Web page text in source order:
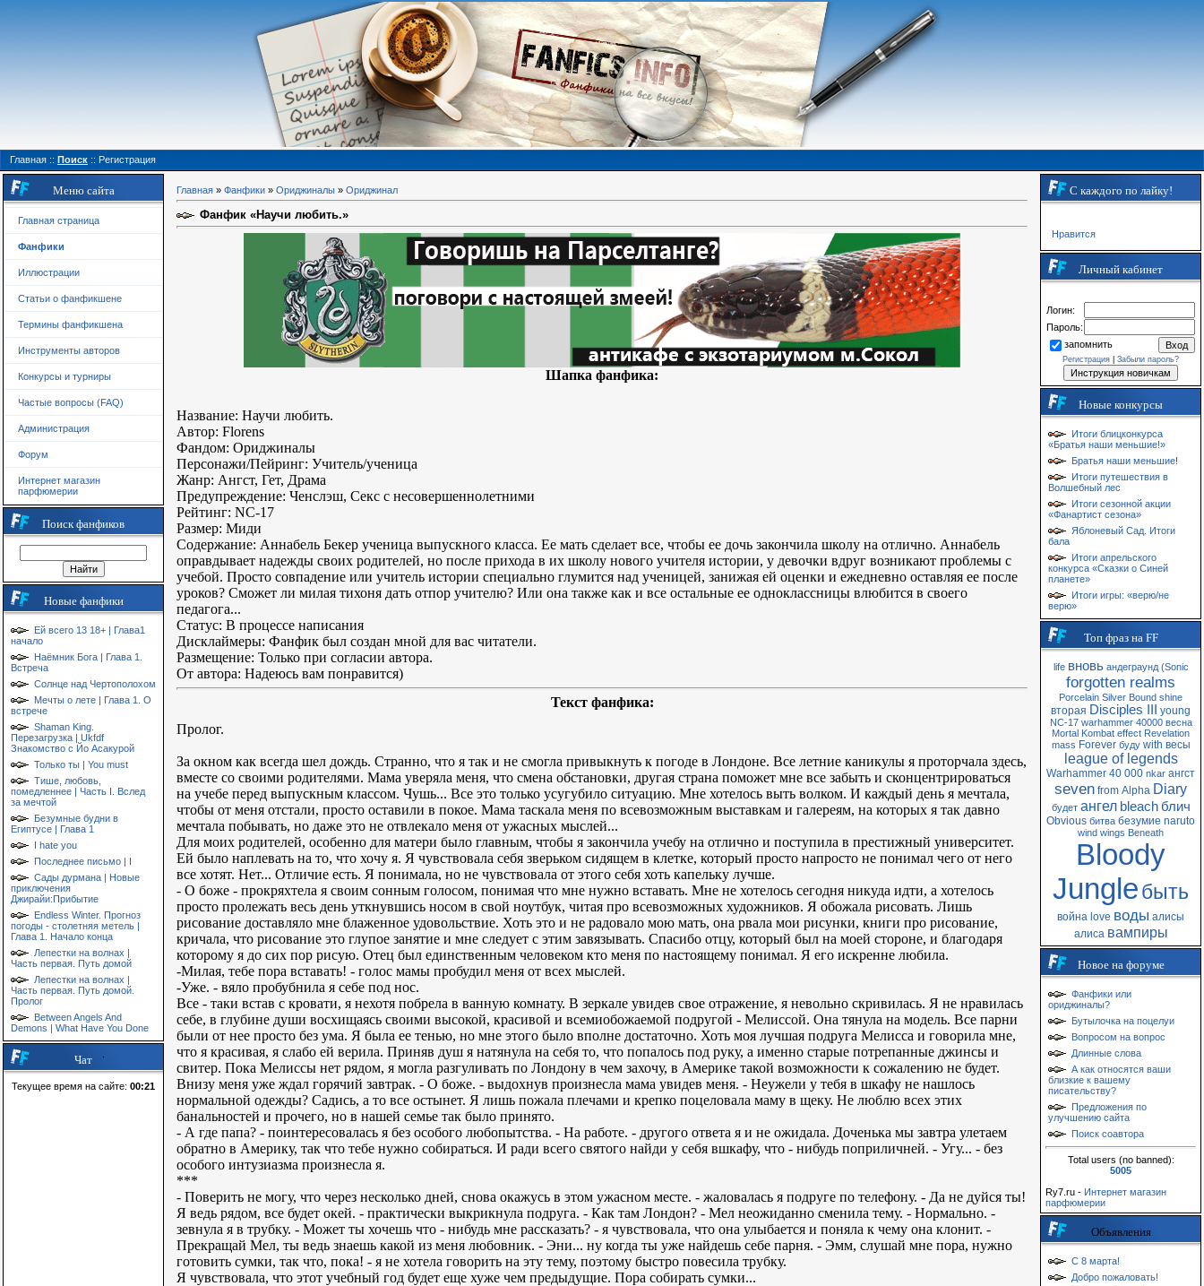
Главная :: Поиск :: Регистрация
Меню сайта
Главная страница
Фанфики
Иллюстрации
Статьи о фанфикшене
Термины фанфикшена
Инструменты авторов
Конкурсы и турниры
Частые вопросы (FAQ)
Администрация
Форум
Интернет магазин
парфюмерии
Поиск фанфиков
Новые фанфики
Ей всего 13 18+ | Глава1
начало
Наёмник Бога | Глава 1.
Встреча
Солнце над Чертополохом
Мечты о лете | Глава 1. О
встрече
Shaman King.
Перезагрузка | Ukfdf
Знакомство с Йо Асакурой
Только ты | You must
Тише, любовь,
помедленнее | Часть I. Вслед
за мечтой
Безумные будни в
Египтусе | Глава 1
I hate you
Последнее письмо | I
Сады дурмана | Новые
приключения
Джирайи:Прибытие
Endless Winter. Прогноз
погоды - столетняя метель |
Глава 1. Начало конца
Лепестки на волнах |
Часть первая. Путь домой
Лепестки на волнах |
Часть первая. Путь домой.
Пролог
Between Angels And
Demons | What Have You Done
Чат
Текущее время на сайте: 00:21
Главная » Фанфики » Ориджиналы » Ориджинал
Фанфик «Научи любить.»
Шапка фанфика:
Название: Научи любить.
Автор: Florens
Фандом: Ориджиналы
Персонажи/Пейринг: Учитель/ученица
Жанр: Ангст, Гет, Драма
Предупреждение: Ченслэш, Секс с несовершеннолетними
Рейтинг: NC-17
Размер: Миди
Содержание: Аннабель Бекер ученица выпускного класса. Ее мать сделает все, чтобы ее дочь закончила школу на отлично. Аннабель
оправдывает надежды своих родителей, но после прихода в их школу нового учителя истории, у девочки вдруг возникают проблемы с
учебой. Просто совпадение или учитель истории специально глумится над ученицей, занижая ей оценки и ежедневно оставляя ее после
уроков? Сможет ли милая тихоня дать отпор учителю? Или она также как и все остальные ее одноклассницы влюбится в своего
педагога...
Статус: В процессе написания
Дисклаймеры: Фанфик был создан мной для вас читатели.
Размещение: Только при согласии автора.
От автора: Надеюсь вам понравится)
Текст фанфика:
Пролог.
За окном как всегда шел дождь. Странно, что я так и не смогла привыкнуть к погоде в Лондоне. Все летние каникулы я проторчала здесь,
вместе со своими родителями. Мама уверяла меня, что смена обстановки, другая страна поможет мне все забыть и сконцентрироваться
на учебе перед выпускным классом. Чушь... Все это только усугубило ситуацию. Мне хотелось выть волком. И каждый день я мечтала,
чтобы от меня отстали, просто оставили в покое. Мама таскала меня по всевозможным выставкам и галереям, на которых я так давно
мечтала побывать, но даже это не отвлекало меня от ужасных мыслей...
Для моих родителей, особенно для матери было главным, чтобы я закончила учебу на отлично и поступила в престижный университет.
Ей было наплевать на то, что хочу я. Я чувствовала себя зверьком сидящем в клетке, который просто напросто не понимал чего от него
все хотят. Нет... Отличие есть. Я понимала, но не чувствовала от этого себя хоть капельку лучше.
- О боже - прокряхтела я своим сонным голосом, понимая что мне нужно вставать. Мне не хотелось сегодня никуда идти, а хотелось
просто пролежать весь день уткнувшись носом в свой ноутбук, читая про всевозможных художников. Я обожала рисовать. Лишь
рисование доставляло мне блаженное удовольствие. Хоть это и не радовало мою мать, она рвала мои рисунки, книги про рисование,
кричала, что рисование это глупое занятие и мне следует с этим завязывать. Спасибо отцу, который был на моей стороне, и благодаря
которому я до сих пор рисую. Отец был единственным человеком кто меня по настоящему понимал. Я его искренне любила.
-Милая, тебе пора вставать! - голос мамы пробудил меня от всех мыслей.
-Уже. - вяло пробубнила я себе под нос.
Все - таки встав с кровати, я нехотя побрела в ванную комнату. В зеркале увидев свое отражение, я невольно скривилась. Я не нравилась
себе, в глубине души восхищаясь своими высокой, красивой и всемиобожаемой подругой - Мелиссой. Она тянула на модель. Все парни
были от нее просто без ума. Я была ее тенью, но мне этого было вполне достаточно. Хоть моя лучшая подруга Мелисса и говорила мне,
что я красивая, я слабо ей верила. Приняв душ я натянула на себя то, что попалось под руку, а именно старые потрепанные джинсы и
свитер. Пока Мелиссы нет рядом, я могла разгуливать по Лондону в чем захочу, в Америке такой возможности к сожалению не будет.
Внизу меня уже ждал горячий завтрак. - О боже. - выдохнув произнесла мама увидев меня. - Неужели у тебя в шкафу не нашлось
нормальной одежды? Садись, а то все остынет. Я лишь пожала плечами и крепко поцеловала маму в щеку. Не люблю всех этих
банальностей и прочего, но в нашей семье так было принято.
- А где папа? - поинтересовалась я без особого любопытства. - На работе. - другого ответа я и не ожидала. Доченька мы завтра улетаем
обратно в Америку, так что тебе нужно собираться. И ради всего святого найди у себя вшкафу, что - нибудь поприличней. - Угу... - без
особого интузиазма произнесла я.
***
- Поверить не могу, что через несколько дней, снова окажусь в этом ужасном месте. - жаловалась я подруге по телефону. - Да не дуйся ты!
Я ведь рядом, все будет окей. - практически выкрикнула подруга. - Как там Лондон? - Мел неожиданно сменила тему. - Нормально. -
зевнула я в трубку. - Может ты хочешь что - нибудь мне рассказать? - я чувствовала, что она улыбается и поняла к чему она клонит. -
Прекращай Мел, ты ведь знаешь какой из меня любовник. - Эни... ну когда ты уже найдешь себе парня. - Эмм, слушай мне пора, нужно
готовить сумки, так что, пока! - я не хотела говорить на эту тему, поэтому быстро повесила трубку.
Я чувствовала, что этот учебный год будет еще хуже чем предыдущие. Пора собирать сумки...
С каждого по лайку!
Нравится
Личный кабинет
Логин:
Пароль:
запомнить
Регистрация Забыли пароль?
Новые конкурсы
Итоги блицконкурса
«Братья наши меньшие!»
Братья наши меньшие!
Итоги путешествия в
Волшебный лес
Итоги сезонной акции
«Фанартист сезона»
Яблоневый Сад. Итоги
бала
Итоги апрельского
конкурса «Сказки о Синей
планете»
Итоги игры: «верю/не
верю»
Топ фраз на FF
life вновь андеграунд (Sonic
forgotten realms
Porcelain Silver Bound shine
вторая Disciples III young
NC-17 warhammer 40000 весна
Mortal Kombat effect Revelation
mass Forever буду with весы
league of legends
Warhammer 40 000 nkar ангст
seven from Alpha Diary
будет ангел bleach блич
Obvious битва безумие naruto
wind wings Beneath
Bloody
Jungleбыть
война love воды алисы
алиса вампиры
Новое на форуме
Фанфики или
ориджиналы?
Бутылочка на поцелуи
Вопросом на вопрос
Длинные слова
А как относятся ваши
близкие к вашему
писательству?
Предложения по
улучшению сайта
Поиск соавтора
Total users (no banned):
5005
Ry7.ru - Интернет магазин
парфюмерии
Объявления
С 8 марта!
Добро пожаловать!